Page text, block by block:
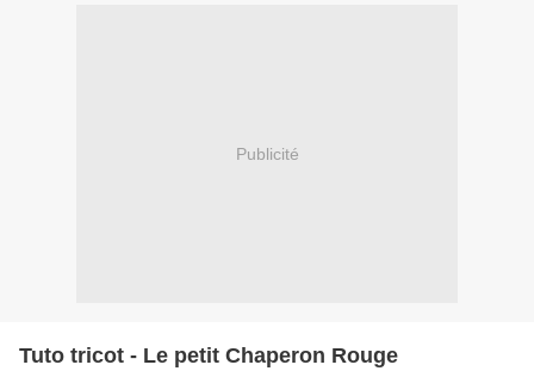
Publicité
Tuto tricot - Le petit Chaperon Rouge